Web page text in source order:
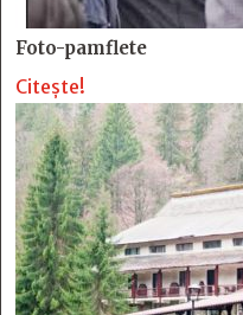
Foto-pamflete
Citește!